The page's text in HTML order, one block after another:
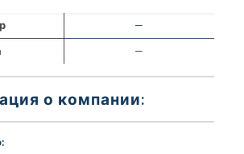
—
—
о компании: